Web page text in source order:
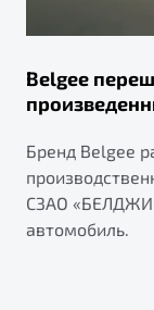
Belgee
Бренд Belgee
СЗАО
автомобиль.